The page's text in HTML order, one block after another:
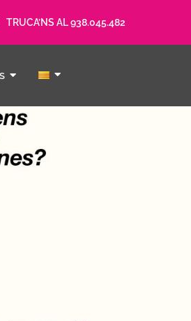
TRUCA’NS AL 938.045.482